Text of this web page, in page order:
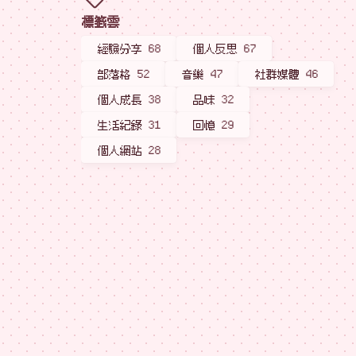
標籤雲
經驗分享 68 個人反思 67
部落格 52 音樂 47 社群媒體 46
個人成長 38 品味 32
生活紀錄 31 回憶 29
個人網站 28